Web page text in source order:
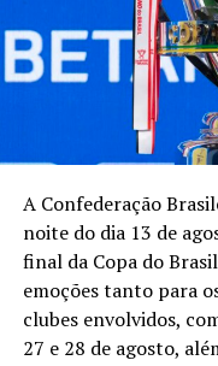
confirmando que a
ocorreu entre 6h24 e
feira. O comunicado
relação direta com a
“É
a
qualquer
ou
A Confederação
noite do dia 13 de
final da Copa do
emoções tanto para
clubes envolvidos,
27 e 28 de agosto,